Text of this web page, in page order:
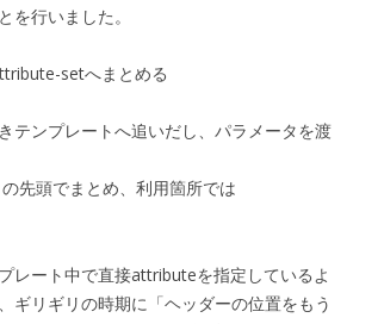
行いました。
setへまとめる
テンプレートへ追いだし、パラメータを渡
先頭でまとめ、利用箇所では
レート中で直接attributeを指定しているよ
ギリギリの時期に「ヘッダーの位置をもう